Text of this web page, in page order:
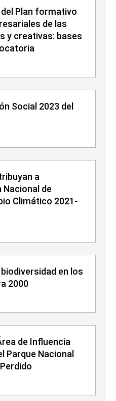
Plan formativo
de las
y creativas: bases
Social 2023 del
a
Nacional de
Climático 2021-
en los
2000
de Influencia
Parque Nacional